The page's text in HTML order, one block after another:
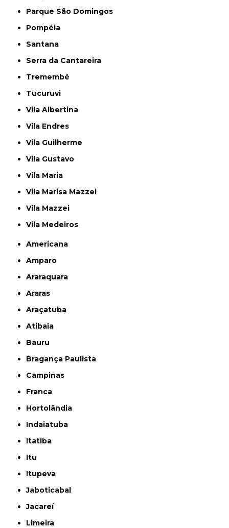
Parque São Domingos
Pompéia
Santana
Serra da Cantareira
Tremembé
Tucuruvi
Vila Albertina
Vila Endres
Vila Guilherme
Vila Gustavo
Vila Maria
Vila Marisa Mazzei
Vila Mazzei
Vila Medeiros
Americana
Amparo
Araraquara
Araras
Araçatuba
Atibaia
Bauru
Bragança Paulista
Campinas
Franca
Hortolândia
Indaiatuba
Itatiba
Itu
Itupeva
Jaboticabal
Jacareí
Limeira